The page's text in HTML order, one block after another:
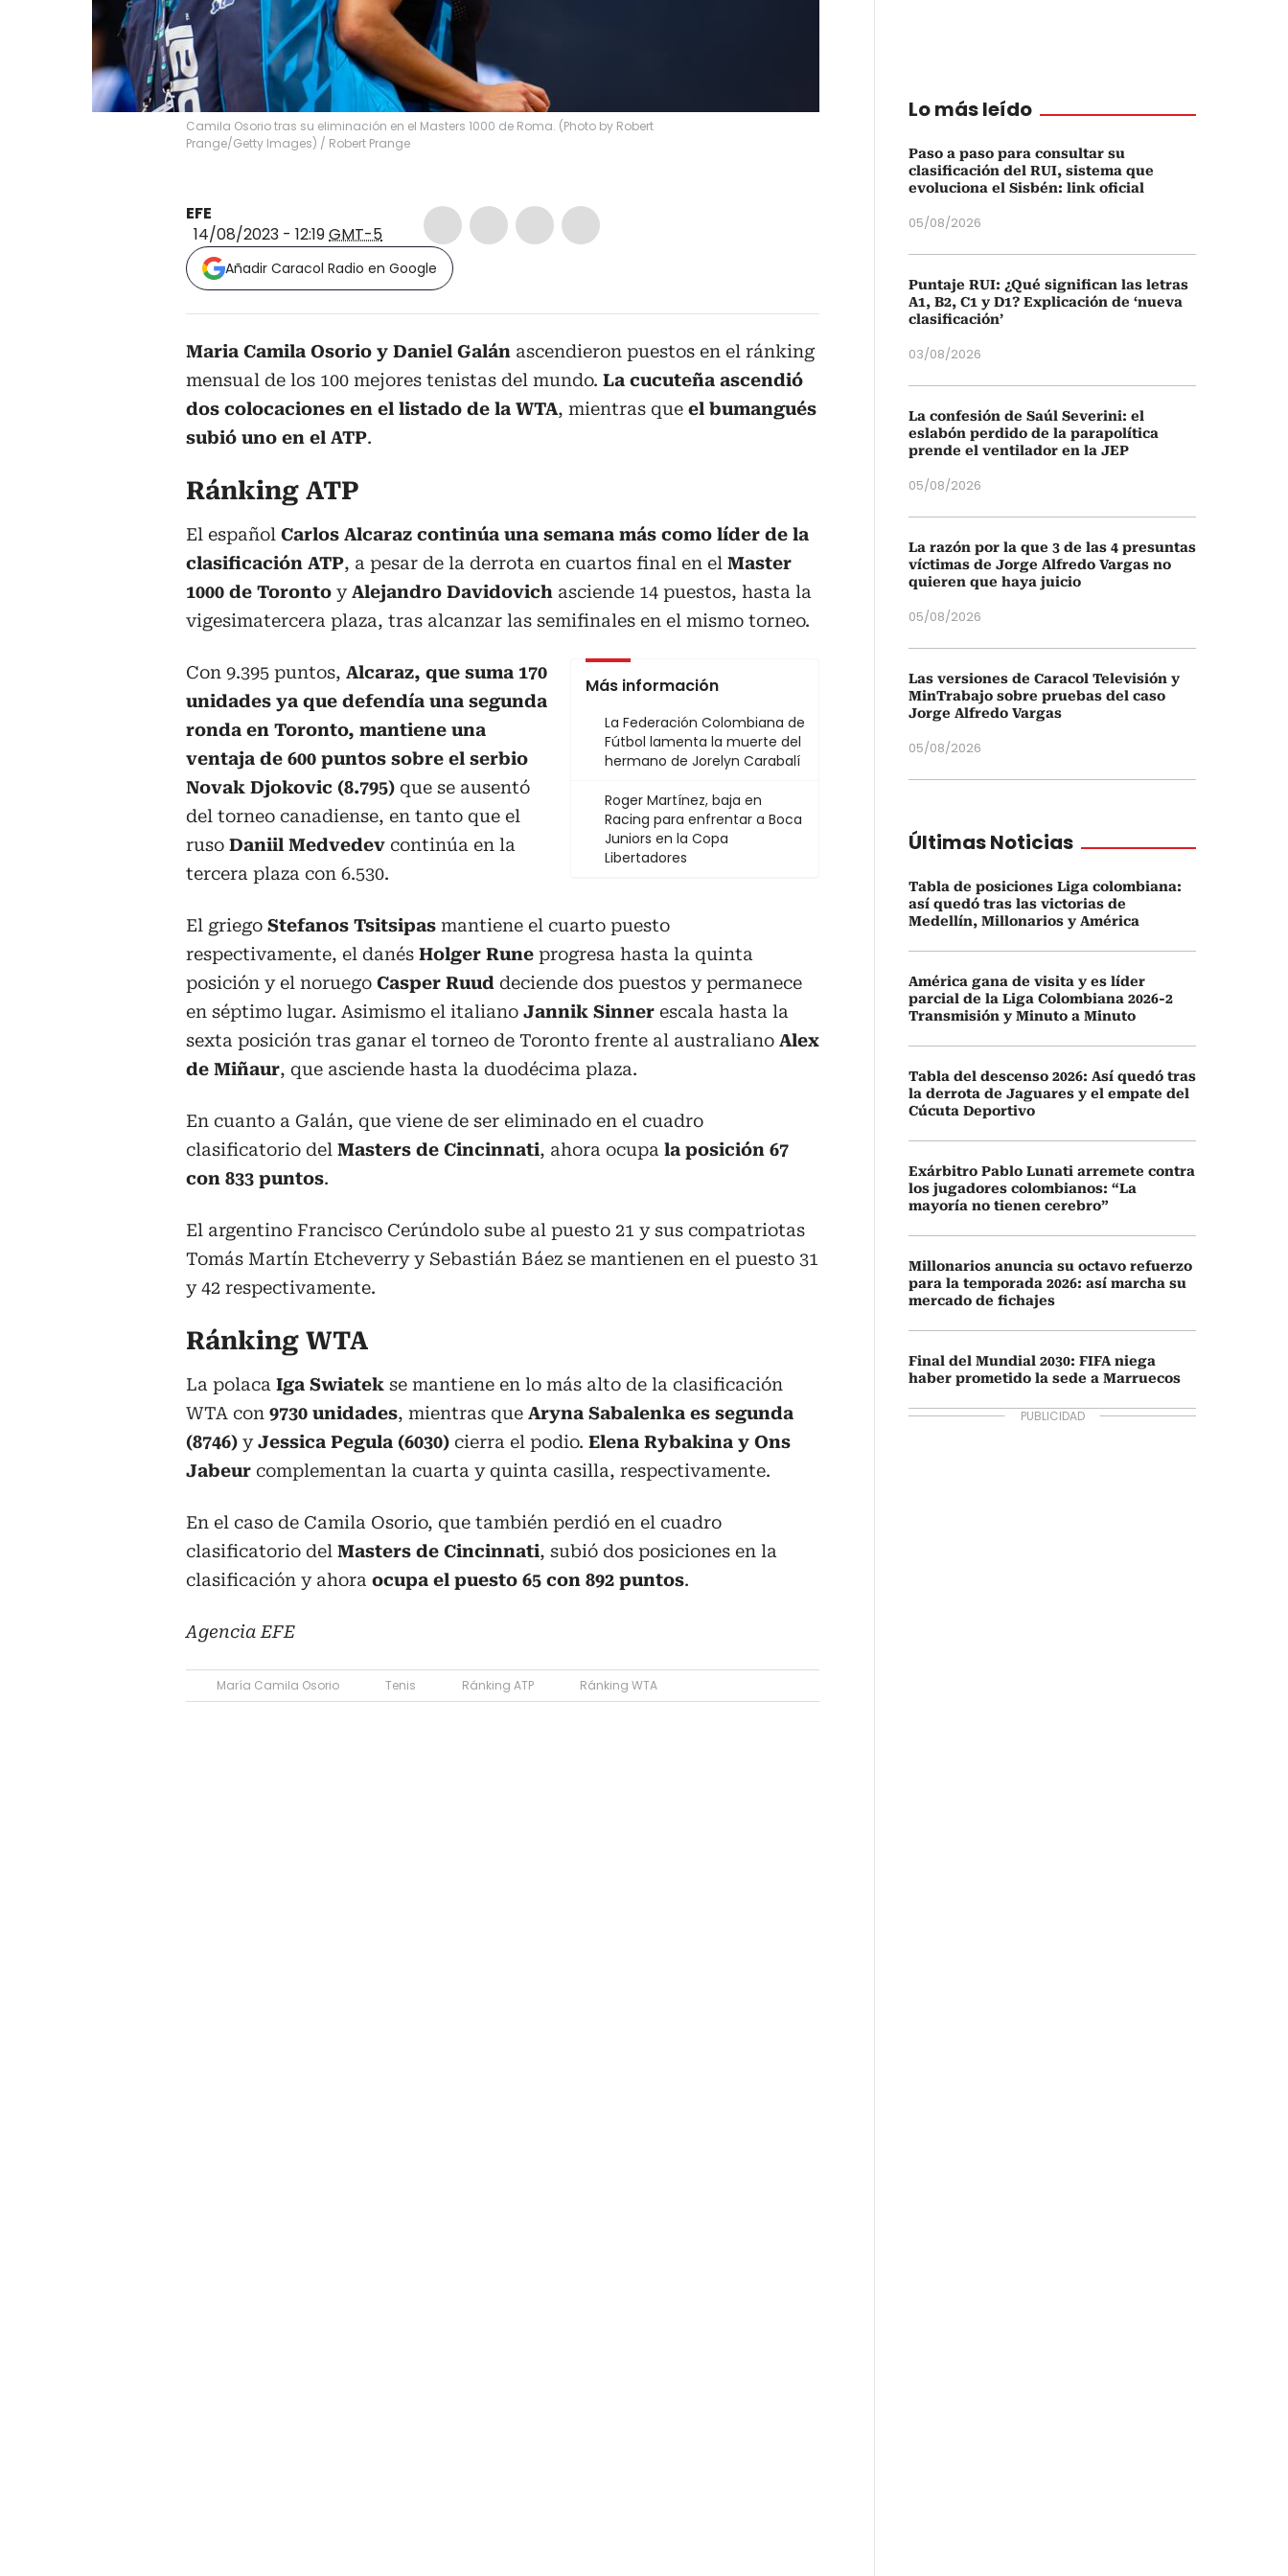
Camila Osorio tras su eliminación en el Masters 1000 de Roma. (Photo by Robert
Prange/Getty Images) / Robert Prange
EFE
14/08/2023 - 12:19GMT-5
Añadir Caracol Radio en Google
Maria Camila Osorio y Daniel Galán ascendieron puestos en el ránking
mensual de los 100 mejores tenistas del mundo. La cucuteña ascendió
dos colocaciones en el listado de la WTA, mientras que el bumangués
subió uno en el ATP.
Ránking ATP
El español Carlos Alcaraz continúa una semana más como líder de la
clasificación ATP, a pesar de la derrota en cuartos final en el Master
1000 de Toronto yAlejandro Davidovich asciende 14 puestos, hasta la
vigesimatercera plaza, tras alcanzar las semifinales en el mismo torneo.
Más información
La Federación Colombiana de
Fútbol lamenta la muerte del
hermano de Jorelyn Carabalí
Roger Martínez, baja en
Racing para enfrentar a Boca
Juniors en la Copa
Libertadores
Con 9.395 puntos, Alcaraz, que suma 170
unidades ya que defendía una segunda
ronda en Toronto, mantiene una
ventaja de 600 puntos sobre el serbio
Novak Djokovic (8.795) que se ausentó
del torneo canadiense, en tanto que el
ruso Daniil Medvedev continúa en la
tercera plaza con 6.530.
El griego Stefanos Tsitsipas mantiene el cuarto puesto
respectivamente, el danés Holger Rune progresa hasta la quinta
posición y el noruego Casper Ruud deciende dos puestos y permanece
en séptimo lugar. Asimismo el italiano Jannik Sinner escala hasta la
sexta posición tras ganar el torneo de Toronto frente al australiano Alex
de Miñaur, que asciende hasta la duodécima plaza.
En cuanto a Galán, que viene de ser eliminado en el cuadro
clasificatorio del Masters de Cincinnati, ahora ocupa la posición 67
con 833 puntos.
El argentino Francisco Cerúndolo sube al puesto 21 y sus compatriotas
Tomás Martín Etcheverry y Sebastián Báez se mantienen en el puesto 31
y 42 respectivamente.
Ránking WTA
La polaca Iga Swiatek se mantiene en lo más alto de la clasificación
WTA con 9730 unidades, mientras que Aryna Sabalenka es segunda
(8746) yJessica Pegula (6030) cierra el podio. Elena Rybakina y Ons
Jabeur complementan la cuarta y quinta casilla, respectivamente.
En el caso de Camila Osorio, que también perdió en el cuadro
clasificatorio del Masters de Cincinnati, subió dos posiciones en la
clasificación y ahora ocupa el puesto 65 con 892 puntos.
Agencia EFE
María Camila Osorio Tenis Ránking ATP Ránking WTA
Lo más leído
Paso a paso para consultar su
clasificación del RUI, sistema que
evoluciona el Sisbén: link oficial
05/08/2026
Puntaje RUI: ¿Qué significan las letras
A1, B2, C1 y D1? Explicación de ‘nueva
clasificación’
03/08/2026
La confesión de Saúl Severini: el
eslabón perdido de la parapolítica
prende el ventilador en la JEP
05/08/2026
La razón por la que 3 de las 4 presuntas
víctimas de Jorge Alfredo Vargas no
quieren que haya juicio
05/08/2026
Las versiones de Caracol Televisión y
MinTrabajo sobre pruebas del caso
Jorge Alfredo Vargas
05/08/2026
Últimas Noticias
Tabla de posiciones Liga colombiana:
así quedó tras las victorias de
Medellín, Millonarios y América
América gana de visita y es líder
parcial de la Liga Colombiana 2026-2
Transmisión y Minuto a Minuto
Tabla del descenso 2026: Así quedó tras
la derrota de Jaguares y el empate del
Cúcuta Deportivo
Exárbitro Pablo Lunati arremete contra
los jugadores colombianos: “La
mayoría no tienen cerebro”
Millonarios anuncia su octavo refuerzo
para la temporada 2026: así marcha su
mercado de fichajes
Final del Mundial 2030: FIFA niega
haber prometido la sede a Marruecos